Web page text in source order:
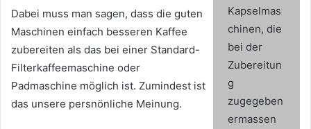
Kapselmas
chinen, die
bei der
Zubereitun
g
zugegeben
ermassen
Dabei muss man sagen, dass die guten
Maschinen einfach besseren Kaffee
zubereiten als das bei einer Standard-
Filterkaffeemaschine oder
Padmaschine möglich ist. Zumindest ist
das unsere persnönliche Meinung.